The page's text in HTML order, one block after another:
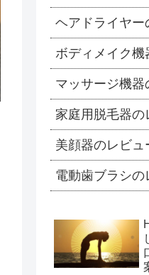
ヘアドライヤー
ボディメイク機
マッサージ機器
家庭用脱毛器の
美顔器のレビュ
電動歯ブラシの